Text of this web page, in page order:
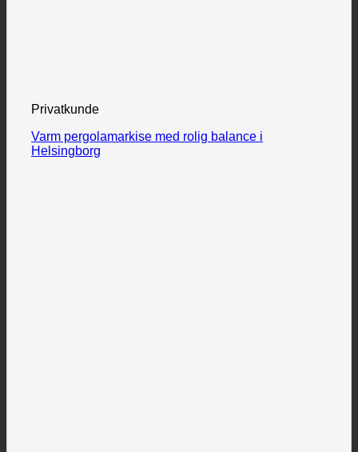
Privatkunde
Varm pergolamarkise med rolig balance i
Helsingborg